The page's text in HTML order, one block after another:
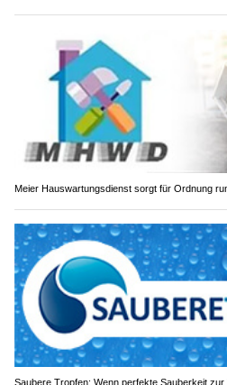
Meier Hauswartungsdienst sorgt für Ordnung
Saubere Tropfen: Wenn perfekte Sauberkeit zur